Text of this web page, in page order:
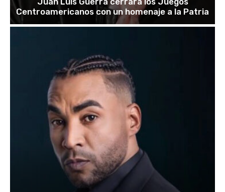
Centroamericanos con un homenaje a la Patria